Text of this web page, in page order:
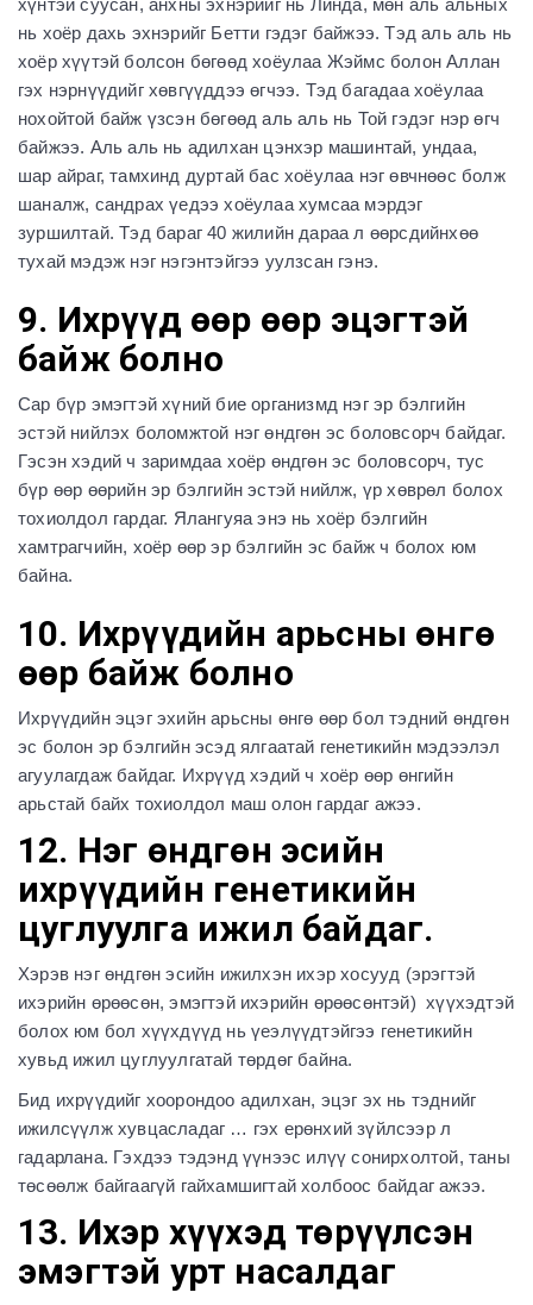
хүнтэй суусан, анхны эхнэрийг нь Линда, мөн аль альных
нь хоёр дахь эхнэрийг Бетти гэдэг байжээ. Тэд аль аль нь
хоёр хүүтэй болсон бөгөөд хоёулаа Жэймс болон Аллан
гэх нэрнүүдийг хөвгүүддээ өгчээ. Тэд багадаа хоёулаа
нохойтой байж үзсэн бөгөөд аль аль нь Той гэдэг нэр өгч
байжээ. Аль аль нь адилхан цэнхэр машинтай, ундаа,
шар айраг, тамхинд дуртай бас хоёулаа нэг өвчнөөс болж
шаналж, сандрах үедээ хоёулаа хумсаа мэрдэг
зуршилтай. Тэд бараг 40 жилийн дараа л өөрсдийнхөө
тухай мэдэж нэг нэгэнтэйгээ уулзсан гэнэ.
9. Ихрүүд өөр өөр эцэгтэй
байж болно
Сар бүр эмэгтэй хүний бие организмд нэг эр бэлгийн
эстэй нийлэх боломжтой нэг өндгөн эс боловсорч байдаг.
Гэсэн хэдий ч заримдаа хоёр өндгөн эс боловсорч, тус
бүр өөр өөрийн эр бэлгийн эстэй нийлж, үр хөврөл болох
тохиолдол гардаг. Ялангуяа энэ нь хоёр бэлгийн
хамтрагчийн, хоёр өөр эр бэлгийн эс байж ч болох юм
байна.
10. Ихрүүдийн арьсны өнгө
өөр байж болно
Ихрүүдийн эцэг эхийн арьсны өнгө өөр бол тэдний өндгөн
эс болон эр бэлгийн эсэд ялгаатай генетикийн мэдээлэл
агуулагдаж байдаг. Ихрүүд хэдий ч хоёр өөр өнгийн
арьстай байх тохиолдол маш олон гардаг ажээ.
12. Нэг өндгөн эсийн
ихрүүдийн генетикийн
цуглуулга ижил байдаг.
Хэрэв нэг өндгөн эсийн ижилхэн ихэр хосууд (эрэгтэй
ихэрийн өрөөсөн, эмэгтэй ихэрийн өрөөсөнтэй) хүүхэдтэй
болох юм бол хүүхдүүд нь үеэлүүдтэйгээ генетикийн
хувьд ижил цуглуулгатай төрдөг байна.
Бид ихрүүдийг хоорондоо адилхан, эцэг эх нь тэднийг
ижилсүүлж хувцасладаг … гэх ерөнхий зүйлсээр л
гадарлана. Гэхдээ тэдэнд үүнээс илүү сонирхолтой, таны
төсөөлж байгаагүй гайхамшигтай холбоос байдаг ажээ.
13. Ихэр хүүхэд төрүүлсэн
эмэгтэй урт насалдаг